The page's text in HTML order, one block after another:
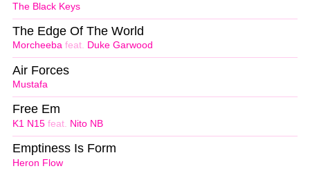
The Black Keys
Morcheeba feat. Duke Garwood
The Edge Of The World
Mustafa
Air Forces
K1 N15 feat. Nito NB
Free Em
Heron Flow
Emptiness Is Form